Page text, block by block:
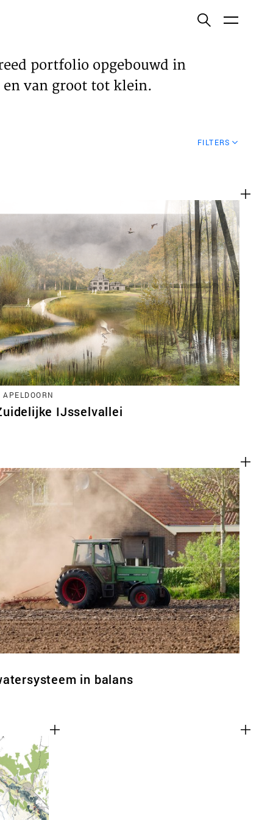
portfolio opgebouwd in
van groot tot klein.
FILTERS
IJsselvallei
in balans